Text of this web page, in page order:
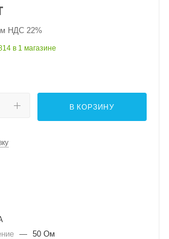
НДС 22%
в 1 магазине
В КОРЗИНУ
— 50 Ом